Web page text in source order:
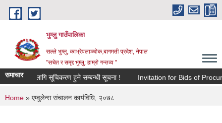
Skip to main content
भुम्लु गाउँपालिका
सल्ले भुम्लु, काभ्रेपलाञ्चोक,बागमती प्रदेश, नेपाल
"सचेत र समृद्द भुम्लु: हाम्राे गन्तव्य "
समाचार
संकलनका लागि सूचिकरण हुने सम्बन्धी सूचना ! Invitation for Bids of
You are here
Home » एम्वुलेन्स संचालन कार्यविधि, २०७८